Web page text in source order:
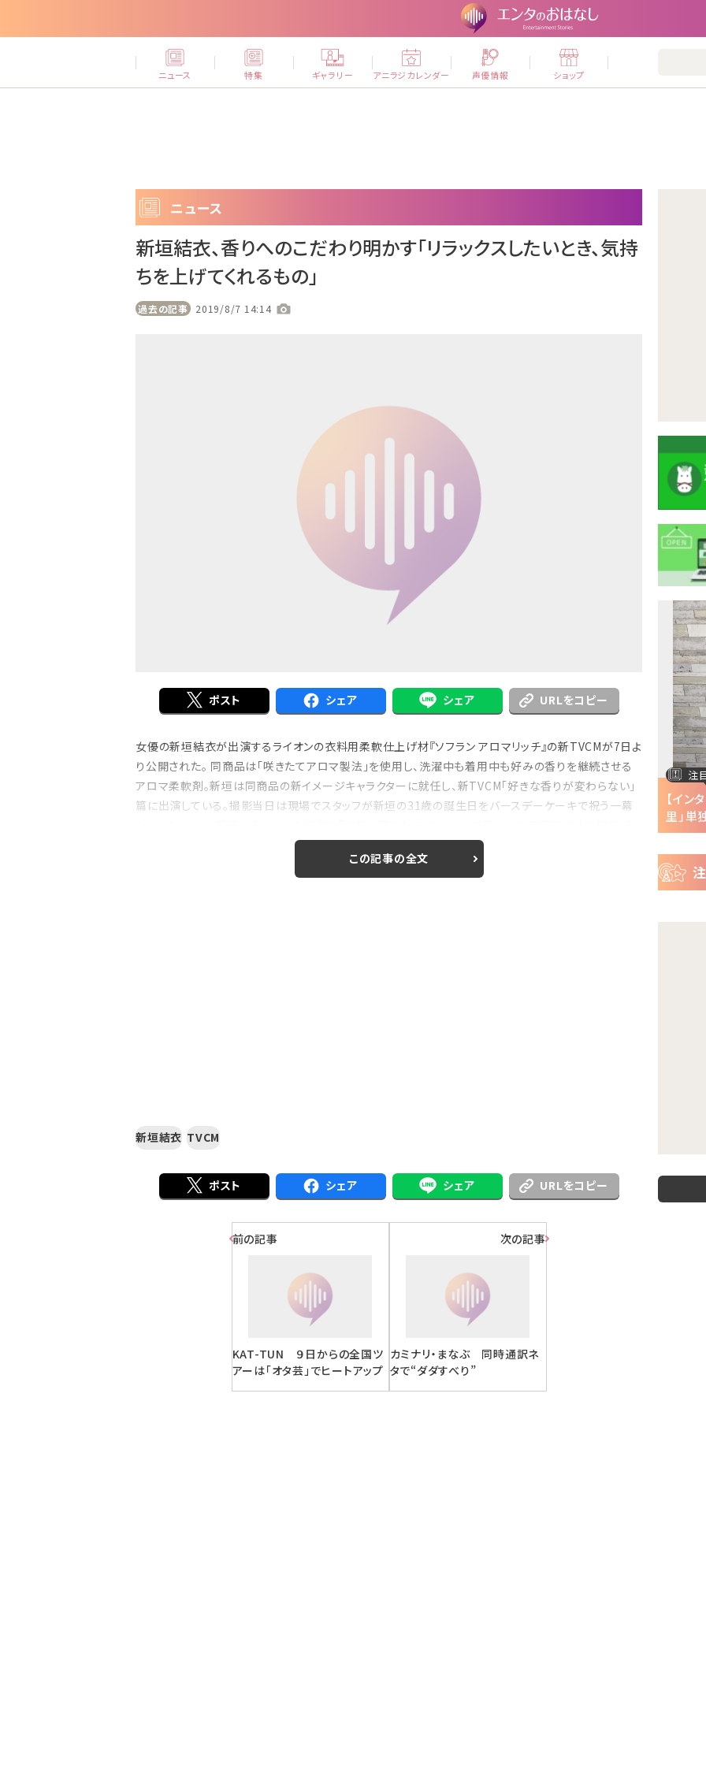
ニュース 特集 ギャラリー アニラジカレンダー 声優情報 ショップ
ニュース
新垣結衣、香りへのこだわり明かす「リラックスしたいとき、気持
ちを上げてくれるもの」
過去の記事 2019/8/7 14:14
ポスト シェア シェア URLをコピー
女優の新垣結衣が出演するライオンの衣料用柔軟仕上げ材『ソフラン アロマリッチ』の新TVCMが7日よ
り公開された。 同商品は「咲きたてアロマ製法」を使用し、洗濯中も着用中も好みの香りを継続させる
アロマ柔軟剤。新垣は同商品の新イメージキャラクターに就任し、新TVCM「好きな香りが変わらない」
篇に出演している。撮影当日は現場でスタッフが新垣の31歳の誕生日をバースデーケーキで祝う一幕
できました。撮影自体も順調でした」と振り...
この記事の全文
新垣結衣 TVCM
ポスト シェア シェア URLをコピー
前の記事
KAT-TUN ９日からの全国ツ
アーは「オタ芸」でヒートアップ
次の記事
カミナリ・まなぶ 同時通訳ネ
タで“ダダすべり”
注
目
ニ
ー
ス
注目の特集
【インタビュー】本仮屋ユイカ、ラジオ5年半で
たどり着いた”今”「...
注目の特集
【インタビュー】『株式会社マジルミエ』第2期の
声優・ファイルーズ...
注
【イン
里」単